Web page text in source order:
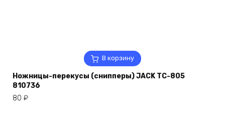
В корзину
Ножницы-перекусы (снипперы) JACK TC-805
810736
80 ₽